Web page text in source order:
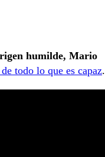
humilde, Mario
todo lo que es capaz.